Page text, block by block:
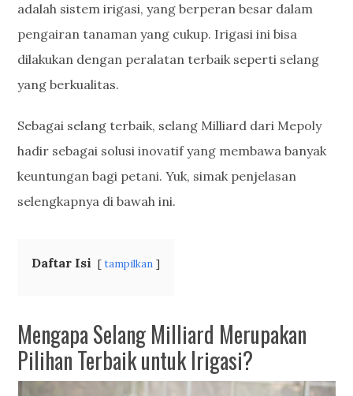
adalah sistem irigasi, yang berperan besar dalam
pengairan tanaman yang cukup. Irigasi ini bisa
dilakukan dengan peralatan terbaik seperti selang
yang berkualitas.
Sebagai selang terbaik, selang Milliard dari Mepoly
hadir sebagai solusi inovatif yang membawa banyak
keuntungan bagi petani. Yuk, simak penjelasan
selengkapnya di bawah ini.
Daftar Isi tampilkan
Mengapa Selang Milliard Merupakan
Pilihan Terbaik untuk Irigasi?